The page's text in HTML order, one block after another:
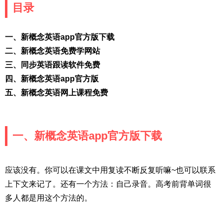
目录
一、新概念英语app官方版下载
二、新概念英语免费学网站
三、同步英语跟读软件免费
四、新概念英语app官方版
五、新概念英语网上课程免费
一、新概念英语app官方版下载
应该没有。你可以在课文中用复读不断反复听嘛~也可以联系
上下文来记了。还有一个方法：自己录音。高考前背单词很
多人都是用这个方法的。